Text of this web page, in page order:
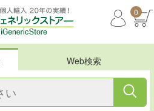
0
Web検索